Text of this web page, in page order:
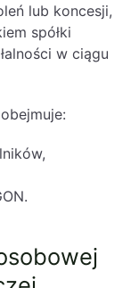
lub koncesji,
spółki
w ciągu